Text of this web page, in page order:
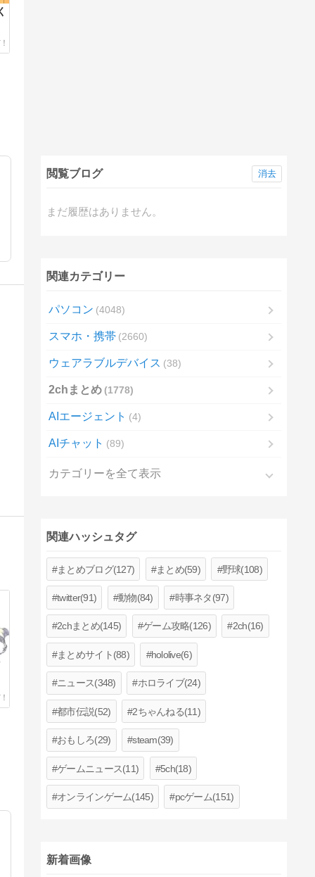
閲覧ブログ
まだ履歴はありません。
消去
関連カテゴリー
パソコン 4048
スマホ・携帯 2660
ウェアラブルデバイス 38
2chまとめ 1778
AIエージェント 4
AIチャット 89
カテゴリーを全て表示
関連ハッシュタグ
まとめブログ(127) まとめ(59) 野球(108)
twitter(91) 動物(84) 時事ネタ(97)
2chまとめ(145) ゲーム攻略(126) 2ch(16)
まとめサイト(88) hololive(6)
ニュース(348) ホロライブ(24)
都市伝説(52) 2ちゃんねる(11)
おもしろ(29) steam(39)
ゲームニュース(11) 5ch(18)
オンラインゲーム(145) pcゲーム(151)
新着画像